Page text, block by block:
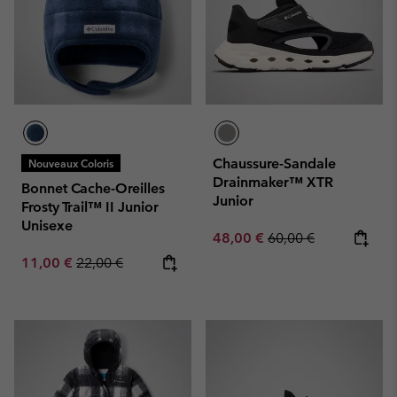
Nouveaux Coloris
Bonnet Cache-Oreilles
Frosty Trail™ II Junior
Unisexe
Sale price:
11,00 € Regular price:
22,00 €
Chaussure-Sandale
Drainmaker™ XTR
Junior
Sale price:
48,00 € Regular price:
60,00 €